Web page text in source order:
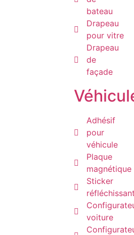
bateau
Drapeau
pour vitre
Drapeau
de
façade
Adhésif
pour
véhicule
Plaque
magnétique
Sticker
voiture